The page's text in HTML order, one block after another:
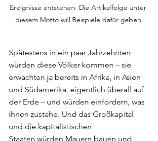
Ereignisse entstehen. Die Artikelfolge unter
diesem Motto will Beispiele dafür geben.
Spätestens in ein paar Jahrzehnten
würden diese Völker kommen – sie
erwachten ja bereits in Afrika, in Asien
und Südamerika, eigentlich überall auf
der Erde – und würden einfordern, was
ihnen zustehe. Und das Großkapital
und die kapitalistischen
Staaten würden Mauern bauen und